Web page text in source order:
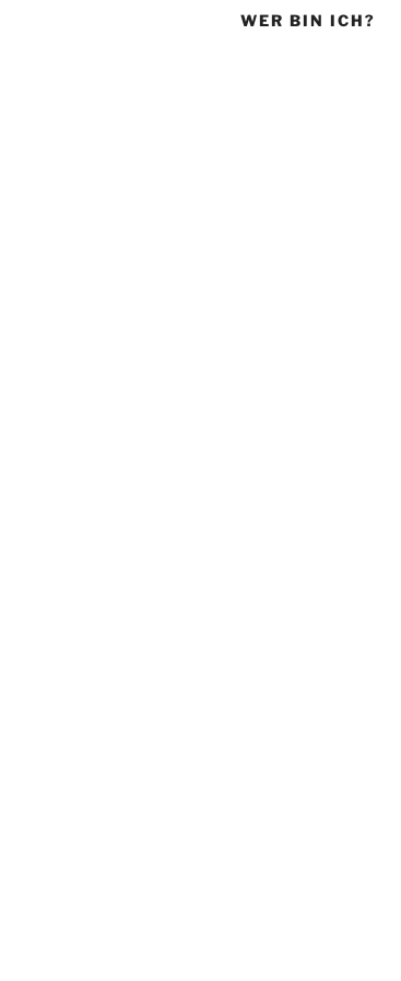
WER BIN ICH?